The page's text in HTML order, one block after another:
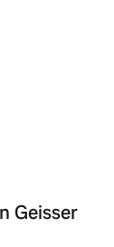
Geisser